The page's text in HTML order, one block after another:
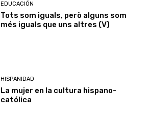
EDUCACIÓN
Tots som iguals, però alguns som
més iguals que uns altres (V)
HISPANIDAD
La mujer en la cultura hispano-
católica